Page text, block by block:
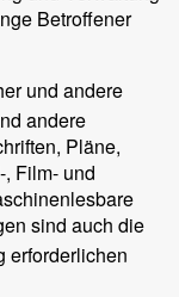
Betroffener
und andere
andere
Pläne,
Film- und
sind auch die
erforderlichen